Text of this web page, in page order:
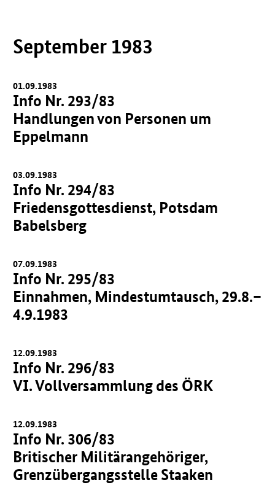
September 1983
01.09.1983
Info Nr. 293/83
Handlungen von Personen um
Eppelmann
03.09.1983
Info Nr. 294/83
Friedensgottesdienst, Potsdam
Babelsberg
07.09.1983
Info Nr. 295/83
Einnahmen, Mindestumtausch, 29.8.–
4.9.1983
12.09.1983
Info Nr. 296/83
VI. Vollversammlung des ÖRK
12.09.1983
Info Nr. 306/83
Britischer Militärangehöriger,
Grenzübergangsstelle Staaken